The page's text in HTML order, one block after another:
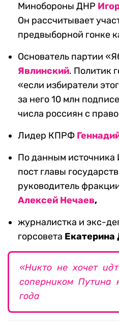
Минобороны ДНР
Он рассчитывает
предвыборной гонке
Основатель партии
Явлинский. Политик
«если избиратели
за него 10 млн
числа россиян с
Лидер КПРФ
По данным источника
пост главы
руководитель
Алексей Нечаев,
журналистка и экс-
горсовета Екатерина
«Никто не хочет
соперником Путина
года